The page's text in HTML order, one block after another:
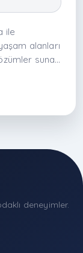
ile
alanları
sunar.
ve
deneyimler.